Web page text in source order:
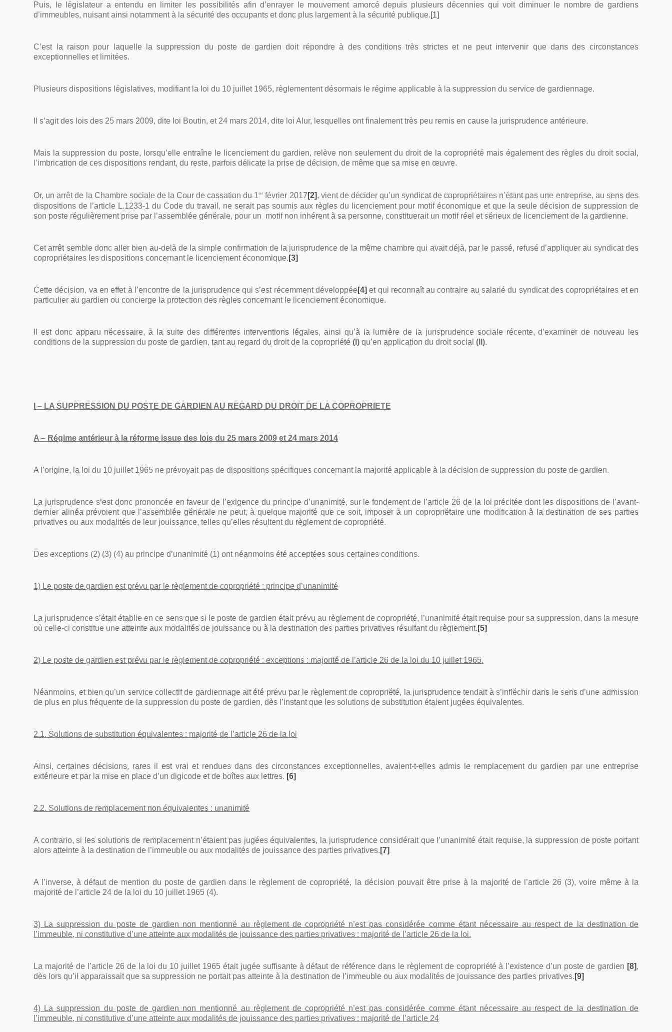
Puis, le législateur a entendu en limiter les possibilités afin d’enrayer le mouvement amorcé depuis plusieurs décennies qui voit diminuer le nombre de gardiens
d’immeubles, nuisant ainsi notamment à la sécurité des occupants et donc plus largement à la sécurité publique.[1]
C’est la raison pour laquelle la suppression du poste de gardien doit répondre à des conditions très strictes et ne peut intervenir que dans des circonstances
exceptionnelles et limitées.
Plusieurs dispositions législatives, modifiant la loi du 10 juillet 1965, règlementent désormais le régime applicable à la suppression du service de gardiennage.
Il s’agit des lois des 25 mars 2009, dite loi Boutin, et 24 mars 2014, dite loi Alur, lesquelles ont finalement très peu remis en cause la jurisprudence antérieure.
Mais la suppression du poste, lorsqu’elle entraîne le licenciement du gardien, relève non seulement du droit de la copropriété mais également des règles du droit social,
l’imbrication de ces dispositions rendant, du reste, parfois délicate la prise de décision, de même que sa mise en œuvre.
Or, un arrêt de la Chambre sociale de la Cour de cassation du 1er février 2017 [2], vient de décider qu’un syndicat de copropriétaires n’étant pas une entreprise, au sens des
dispositions de l’article L.1233-1 du Code du travail, ne serait pas soumis aux règles du licenciement pour motif économique et que la seule décision de suppression de
son poste régulièrement prise par l’assemblée générale, pour un motif non inhérent à sa personne, constituerait un motif réel et sérieux de licenciement de la gardienne.
Cet arrêt semble donc aller bien au-delà de la simple confirmation de la jurisprudence de la même chambre qui avait déjà, par le passé, refusé d’appliquer au syndicat des
copropriétaires les dispositions concernant le licenciement économique. [3]
Cette décision, va en effet à l’encontre de la jurisprudence qui s’est récemment développée[4] et qui reconnaît au contraire au salarié du syndicat des copropriétaires et en
particulier au gardien ou concierge la protection des règles concernant le licenciement économique.
Il est donc apparu nécessaire, à la suite des différentes interventions légales, ainsi qu’à la lumière de la jurisprudence sociale récente, d’examiner de nouveau les
conditions de la suppression du poste de gardien, tant au regard du droit de la copropriété(I)qu’en application du droit social(II).
I– LA SUPPRESSION DU POSTE DE GARDIEN AU REGARD DU DROIT DE LA COPROPRIETE
A – Régime antérieur à la réforme issue des lois du 25 mars 2009 et 24 mars 2014
A l’origine, la loi du 10 juillet 1965 ne prévoyait pas de dispositions spécifiques concernant la majorité applicable à la décision de suppression du poste de gardien.
La jurisprudence s’est donc prononcée en faveur de l’exigence du principe d’unanimité, sur le fondement de l’article 26 de la loi précitée dont les dispositions de l’avant-
dernier alinéa prévoient que l’assemblée générale ne peut, à quelque majorité que ce soit, imposer à un copropriétaire une modification à la destination de ses parties
privatives ou aux modalités de leur jouissance, telles qu’elles résultent du règlement de copropriété.
Des exceptions (2) (3) (4) au principe d’unanimité (1) ont néanmoins été acceptées sous certaines conditions.
1) Le poste de gardien est prévu par le règlement de copropriété : principe d’unanimité
La jurisprudence s’était établie en ce sens que si le poste de gardien était prévu au règlement de copropriété, l’unanimité était requise pour sa suppression, dans la mesure
où celle-ci constitue une atteinte aux modalités de jouissance ou à la destination des parties privatives résultant du règlement. [5]
2) Le poste de gardien est prévu par le règlement de copropriété : exceptions : majorité de l’article 26 de la loi du 10 juillet 1965.
Néanmoins, et bien qu’un service collectif de gardiennage ait été prévu par le règlement de copropriété, la jurisprudence tendait à s’infléchir dans le sens d’une admission
de plus en plus fréquente de la suppression du poste de gardien, dès l’instant que les solutions de substitution étaient jugées équivalentes.
2.1. Solutions de substitution équivalentes : majorité de l’article 26 de la loi
Ainsi, certaines décisions, rares il est vrai et rendues dans des circonstances exceptionnelles, avaient-t-elles admis le remplacement du gardien par une entreprise
extérieure et par la mise en place d’un digicode et de boîtes aux lettres. [6]
2.2. Solutions de remplacement non équivalentes : unanimité
A contrario, si les solutions de remplacement n’étaient pas jugées équivalentes, la jurisprudence considérait que l’unanimité était requise, la suppression de poste portant
alors atteinte à la destination de l’immeuble ou aux modalités de jouissance des parties privatives. [7]
A l’inverse, à défaut de mention du poste de gardien dans le règlement de copropriété, la décision pouvait être prise à la majorité de l’article 26 (3), voire même à la
majorité de l’article 24 de la loi du 10 juillet 1965 (4).
3) La suppression du poste de gardien non mentionné au règlement de copropriété n’est pas considérée comme étant nécessaire au respect de la destination de
l’immeuble, ni constitutive d’une atteinte aux modalités de jouissance des parties privatives : majorité de l’article 26 de la loi.
La majorité de l’article 26 de la loi du 10 juillet 1965 était jugée suffisante à défaut de référence dans le règlement de copropriété à l’existence d’un poste de gardien [8],
dès lors qu’il apparaissait que sa suppression ne portait pas atteinte à la destination de l’immeuble ou aux modalités de jouissance des parties privatives. [9]
4) La suppression du poste de gardien non mentionné au règlement de copropriété n’est pas considérée comme étant nécessaire au respect de la destination de
l’immeuble, ni constitutive d’une atteinte aux modalités de jouissance des parties privatives : majorité de l’article 24